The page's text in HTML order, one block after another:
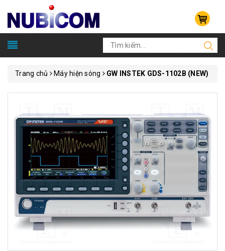
Trang chủ Máy hiện sóng GW INSTEK GDS-1102B (NEW)